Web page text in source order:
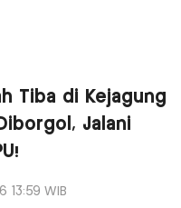
Tiba di Kejagung
Jalani
WIB